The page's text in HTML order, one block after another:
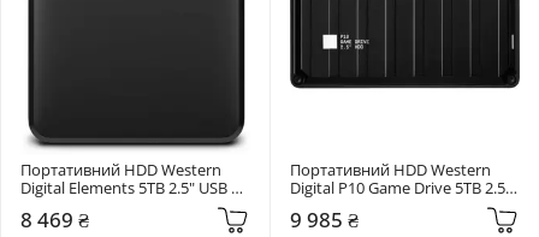
Портативний HDD Western
Digital Elements 5TB 2.5" USB
3.0 Black (WDBU6Y0050BBK-
WESN)
8 469 ₴
Портативний HDD Western
Digital P10 Game Drive 5TB 2.5"
(WDBA3A0050BBK-WESN)
9 985 ₴